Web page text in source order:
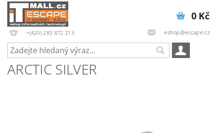
+(420) 283 872 213 eshop@escape.cz
0 Kč
ARCTIC SILVER